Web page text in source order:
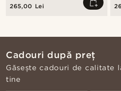
265,00 Lei
Cadouri după preț
Găsește cadouri de calitate
tine